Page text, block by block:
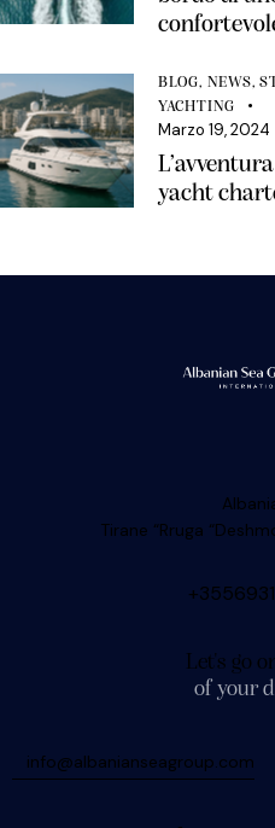
BLOG, NEWS,
YACHTING
Marzo 19, 2024
yacht
Tirane “Rruga
Let's go
of your
info@albanianseagroup.com